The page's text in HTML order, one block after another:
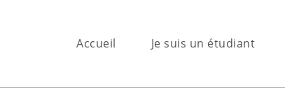
Accueil Je suis un étudiant